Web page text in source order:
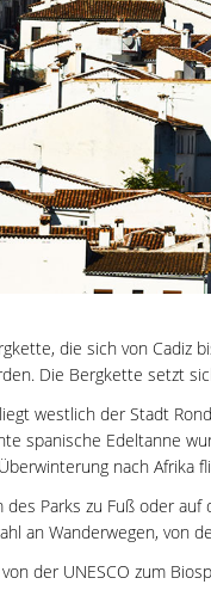
die sich von
Die Bergkette setzt
westlich der Stadt
spanische Edeltanne
nach Afrika
Parks zu Fuß oder
an Wanderwegen, von
der UNESCO zum